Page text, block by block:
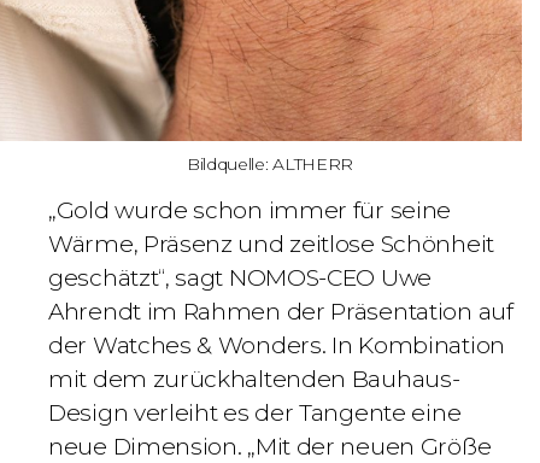
Bildquelle: ALTHERR
„Gold wurde schon immer für seine
Wärme, Präsenz und zeitlose Schönheit
geschätzt“, sagt NOMOS-CEO Uwe
Ahrendt im Rahmen der Präsentation auf
der Watches & Wonders. In Kombination
mit dem zurückhaltenden Bauhaus-
Design verleiht es der Tangente eine
neue Dimension. „Mit der neuen Größe